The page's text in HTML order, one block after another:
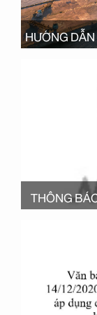
HƯỚNG
THÔNG
SẢN XUẤT